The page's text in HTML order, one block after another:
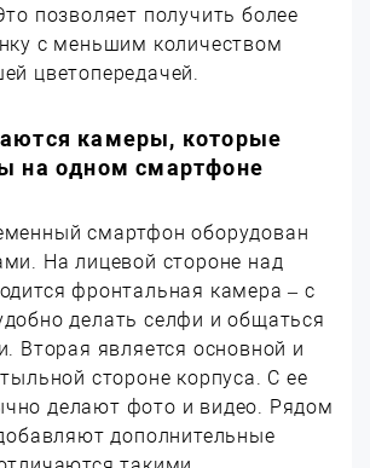
позволяет получить более
с меньшим количеством
цветопередачей.
камеры, которые
на одном смартфоне
смартфон оборудован
На лицевой стороне над
фронтальная камера – с
делать селфи и общаться
Вторая является основной и
стороне корпуса. С ее
делают фото и видео. Рядом
дополнительные